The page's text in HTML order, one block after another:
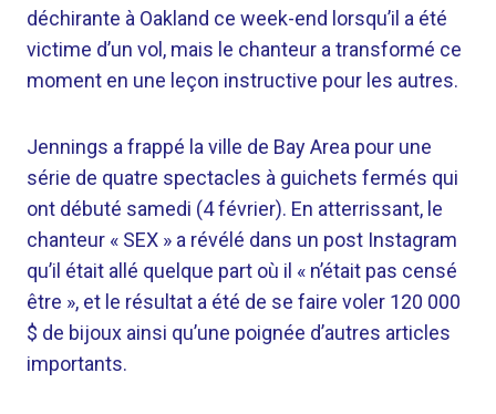
déchirante à Oakland ce week-end lorsqu’il a été
victime d’un vol, mais le chanteur a transformé ce
moment en une leçon instructive pour les autres.
Jennings a frappé la ville de Bay Area pour une
série de quatre spectacles à guichets fermés qui
ont débuté samedi (4 février). En atterrissant, le
chanteur « SEX » a révélé dans un post Instagram
qu’il était allé quelque part où il « n’était pas censé
être », et le résultat a été de se faire voler 120 000
$ de bijoux ainsi qu’une poignée d’autres articles
importants.